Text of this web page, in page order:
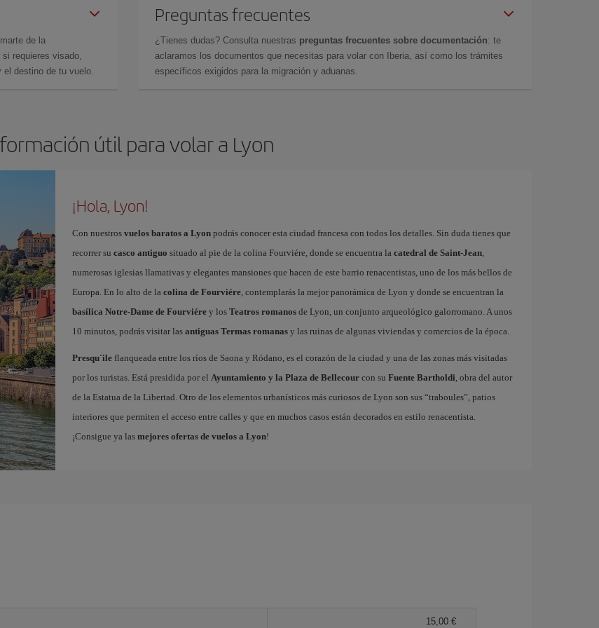
de la
requieres visado,
el destino de tu vuelo.
Preguntas frecuentes
¿Tienes dudas? Consulta nuestras preguntas frecuentes sobre documentación: te
aclaramos los documentos que necesitas para volar con Iberia, así como los trámites
específicos exigidos para la migración y aduanas.
útil para volar a Lyon
¡Hola, Lyon!
Con nuestros vuelos baratos a Lyonpodrás conocer esta ciudad francesa con todos los detalles. Sin duda tienes que
recorrer su casco antiguo situado al pie de la colina Fourviére, donde se encuentra la catedral de Saint-Jean,
numerosas iglesias llamativas y elegantes mansiones que hacen de este barrio renacentistas, uno de los más bellos de
Europa. En lo alto de la colina de Fourviére, contemplarás la mejor panorámica de Lyon y donde se encuentran la
basílica Notre-Dame de Fourviérey los Teatros romanosde Lyon, un conjunto arqueológico galorromano. A unos
10 minutos, podrás visitar las antiguas Termas romanasy las ruinas de algunas viviendas y comercios de la época.
Presqu´ileflanqueada entre los ríos de Saona y Ródano, es el corazón de la ciudad y una de las zonas más visitadas
por los turistas. Está presidida por el Ayuntamiento y la Plaza de Bellecourcon su Fuente Bartholdi, obra del autor
de la Estatua de la Libertad. Otro de los elementos urbanísticos más curiosos de Lyon son sus “traboules”, patios
interiores que permiten el acceso entre calles y que en muchos casos están decorados en estilo renacentista.
¡Consigue ya las mejores ofertas de vuelos a Lyon!
15,00 €